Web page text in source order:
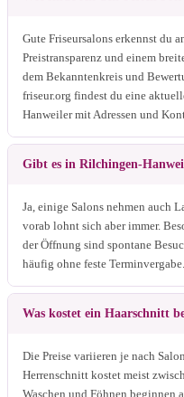
Gute Friseursalons erkennst du
Preistransparenz und einem
dem Bekanntenkreis und
friseur.org findest du eine
Hanweiler mit Adressen und
Gibt es in Rilchingen-
Ja, einige Salons nehmen auch
vorab lohnt sich aber immer.
der Öffnung sind spontane
häufig ohne feste Terminvergabe.
Was kostet ein Haarschnitt
Die Preise variieren je nach
Herrenschnitt kostet meist
Waschen und Föhnen beginnen